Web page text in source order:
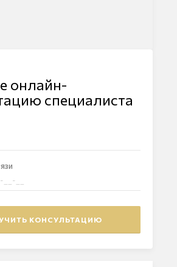
онлайн-
специалиста